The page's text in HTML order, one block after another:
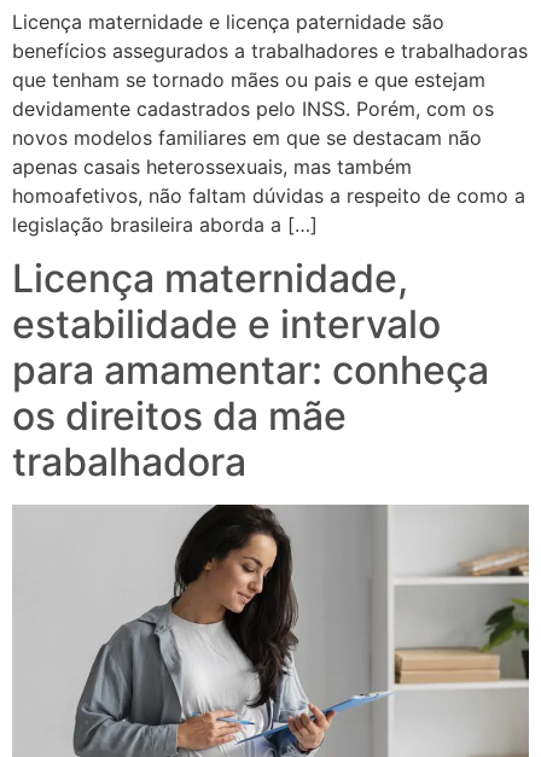
Licença maternidade e licença paternidade são
benefícios assegurados a trabalhadores e trabalhadoras
que tenham se tornado mães ou pais e que estejam
devidamente cadastrados pelo INSS. Porém, com os
novos modelos familiares em que se destacam não
apenas casais heterossexuais, mas também
homoafetivos, não faltam dúvidas a respeito de como a
legislação brasileira aborda a […]
Licença maternidade,
estabilidade e intervalo
para amamentar: conheça
os direitos da mãe
trabalhadora